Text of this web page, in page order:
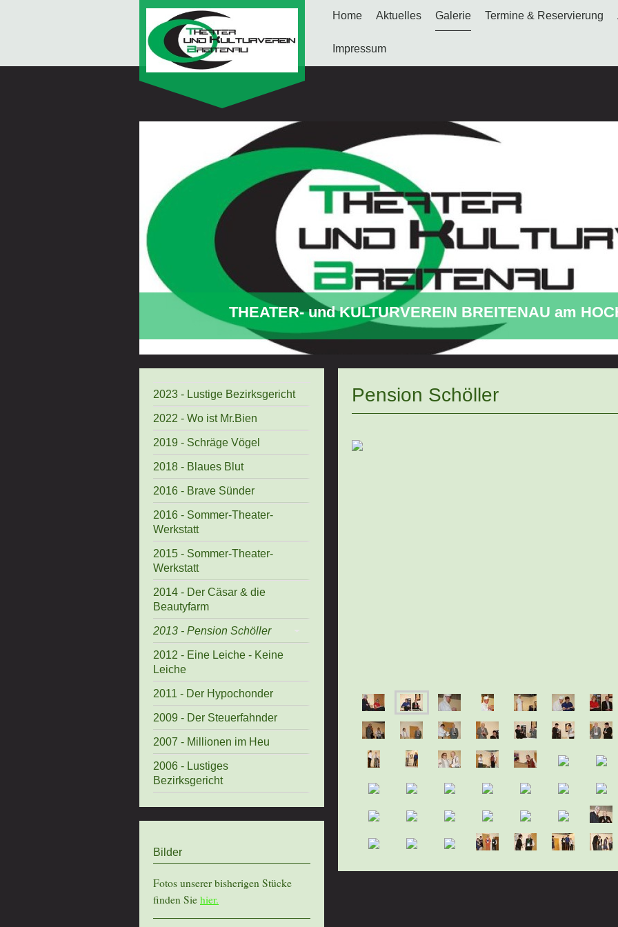
Home Aktuelles Galerie Termine & Reservierung
Impressum
THEATER- und KULTURVEREIN BREITENAU am
Pension Schöller
2023 - Lustige Bezirksgericht
2022 - Wo ist Mr.Bien
2019 - Schräge Vögel
2018 - Blaues Blut
2016 - Brave Sünder
2016 - Sommer-Theater-
Werkstatt
2015 - Sommer-Theater-
Werkstatt
2014 - Der Cäsar & die
Beautyfarm
2013 - Pension Schöller
2012 - Eine Leiche - Keine
Leiche
2011 - Der Hypochonder
2009 - Der Steuerfahnder
2007 - Millionen im Heu
2006 - Lustiges
Bezirksgericht
Bilder
Fotos unserer bisherigen Stücke
finden Sie hier.